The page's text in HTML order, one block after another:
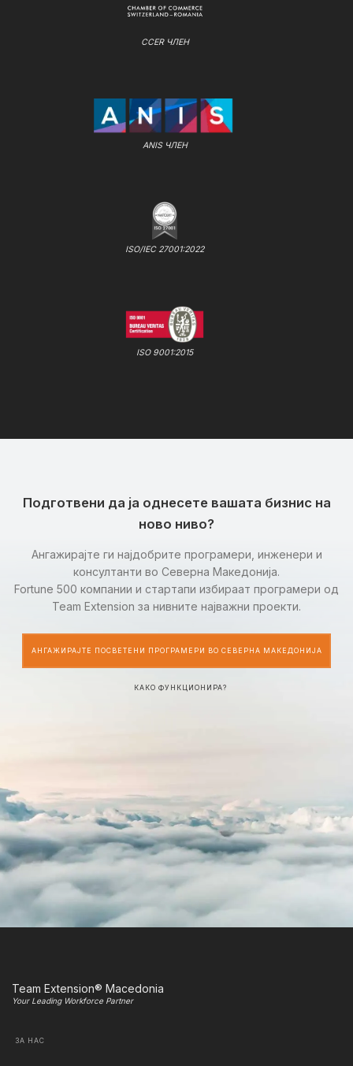
CCER ЧЛЕН
ANIS ЧЛЕН
ISO/IEC 27001:2022
ISO 9001:2015
Подготвени да ја однесете вашата бизнис на
ново ниво?
Ангажирајте ги најдобрите програмери, инженери и
консултанти во Северна Македонија.
Fortune 500 компании и стартапи избираат програмери од
Team Extension за нивните најважни проекти.
АНГАЖИРАЈТЕ ПОСВЕТЕНИ ПРОГРАМЕРИ ВО СЕВЕРНА МАКЕДОНИЈА
КАКО ФУНКЦИОНИРА?
Team Extension® Macedonia
Your Leading Workforce Partner
ЗА НАС